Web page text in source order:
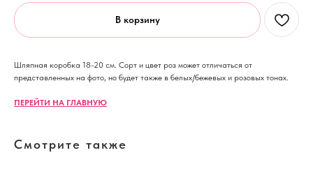
В корзину
Шляпная коробка 18-20 см. Сорт и цвет роз может отличаться от
представленных на фото, но будет также в белых/бежевых и розовых тонах.
ПЕРЕЙТИ НА ГЛАВНУЮ
Смотрите также